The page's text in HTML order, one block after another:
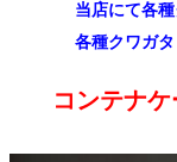
当店にて各
各種クワガ
コンテナ